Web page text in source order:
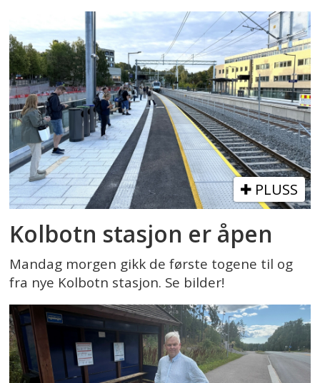
PLUSS
Kolbotn stasjon er åpen
Mandag morgen gikk de første togene til og
fra nye Kolbotn stasjon. Se bilder!